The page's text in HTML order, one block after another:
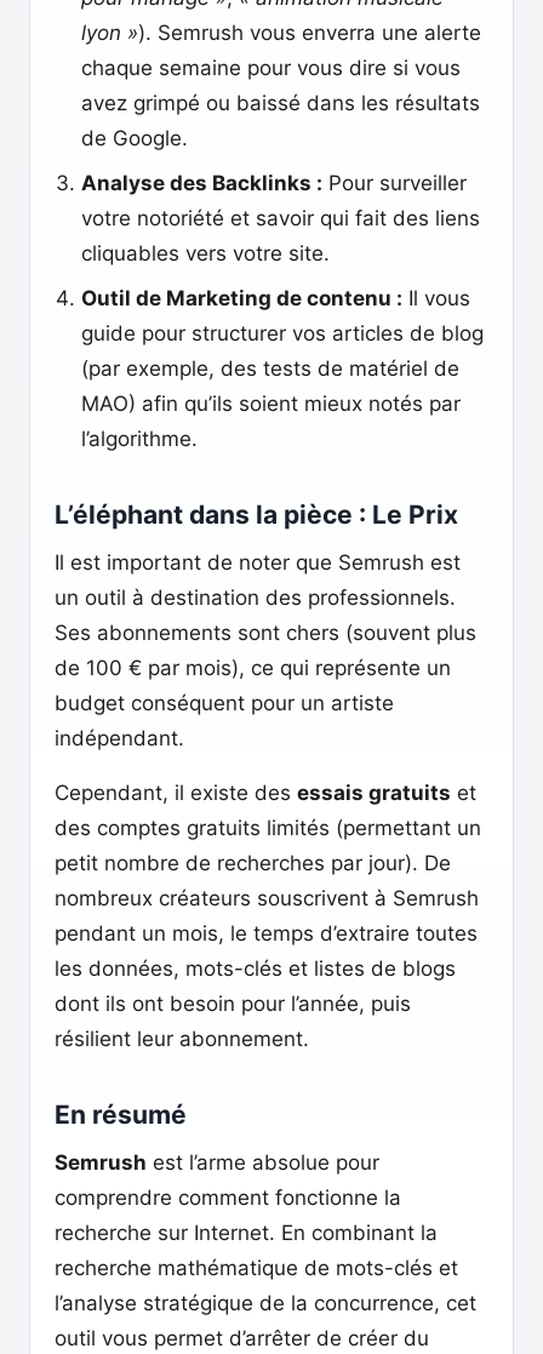
lyon »). Semrush vous enverra une alerte
chaque semaine pour vous dire si vous
avez grimpé ou baissé dans les résultats
de Google.
Analyse des Backlinks : Pour surveiller
votre notoriété et savoir qui fait des liens
cliquables vers votre site.
Outil de Marketing de contenu : Il vous
guide pour structurer vos articles de blog
(par exemple, des tests de matériel de
MAO) afin qu’ils soient mieux notés par
l’algorithme.
L’éléphant dans la pièce : Le Prix
Il est important de noter que Semrush est
un outil à destination des professionnels.
Ses abonnements sont chers (souvent plus
de 100 € par mois), ce qui représente un
budget conséquent pour un artiste
indépendant.
Cependant, il existe des essais gratuits et
des comptes gratuits limités (permettant un
petit nombre de recherches par jour). De
nombreux créateurs souscrivent à Semrush
pendant un mois, le temps d’extraire toutes
les données, mots-clés et listes de blogs
dont ils ont besoin pour l’année, puis
résilient leur abonnement.
En résumé
Semrush est l’arme absolue pour
comprendre comment fonctionne la
recherche sur Internet. En combinant la
recherche mathématique de mots-clés et
l’analyse stratégique de la concurrence, cet
outil vous permet d’arrêter de créer du